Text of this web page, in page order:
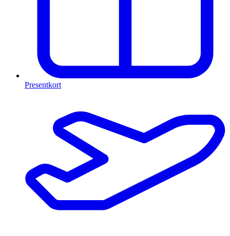
Presentkort